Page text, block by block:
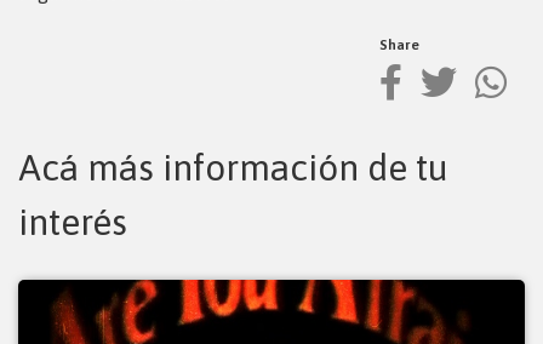
Share
Acá más información de tu
interés